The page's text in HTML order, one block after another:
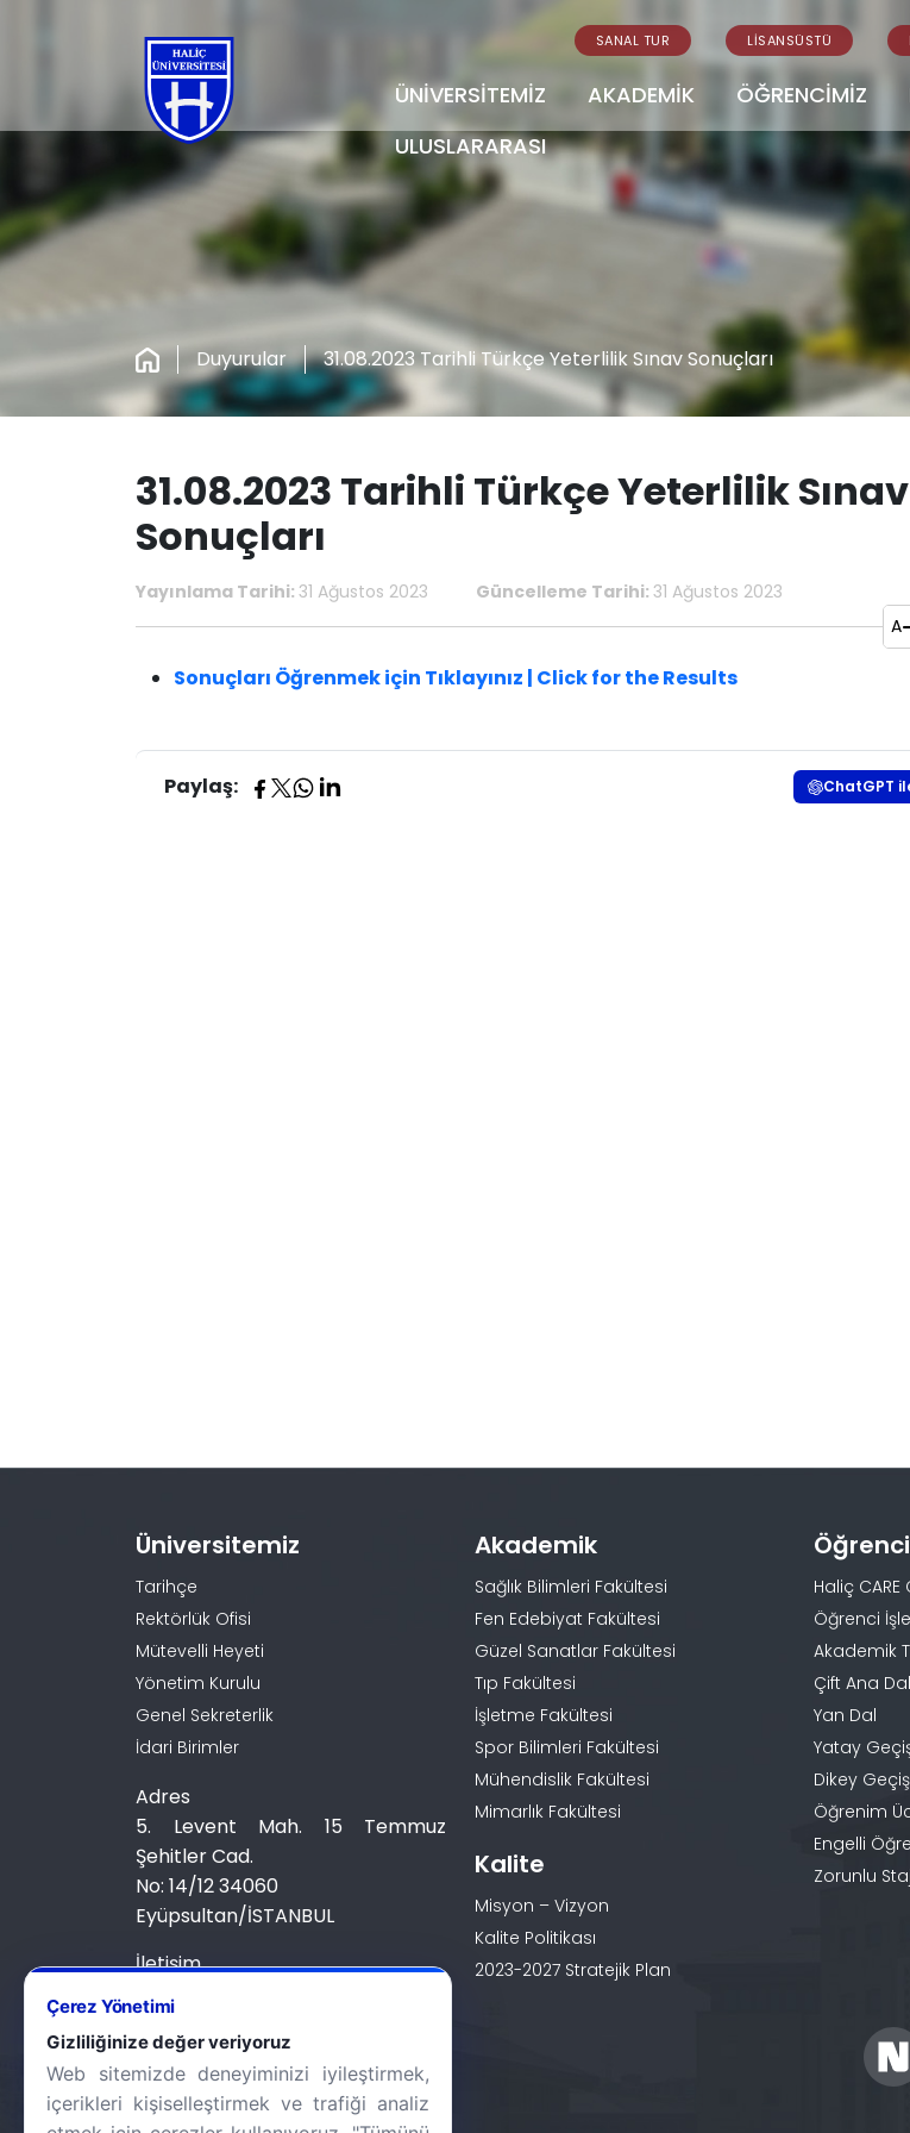
SANAL TUR LİSANSÜSTÜ
ÜNİVERSİTEMİZ AKADEMİK ÖĞRENCİMİZ
ULUSLARARASI
Duyurular 31.08.2023 Tarihli Türkçe Yeterlilik Sınav Sonuçları
31.08.2023 Tarihli Türkçe Yeterlilik Sınav
Sonuçları
Yayınlama Tarihi: 31 Ağustos 2023 Güncelleme Tarihi: 31 Ağustos 2023
A
​​Sonuçları Öğrenmek için Tıklayınız​ | Click for the Results​
Paylaş: ChatGPT
Üniversitemiz
Tarihçe
Rektörlük Ofisi
Mütevelli Heyeti
Yönetim Kurulu
Genel Sekreterlik
İdari Birimler
Adres
5. Levent Mah. 15 Temmuz
Şehitler Cad.
No: 14/12 34060
Eyüpsultan/İSTANBUL
İletişim
0 (212) 924 24 44
Akademik
Sağlık Bilimleri Fakültesi
Fen Edebiyat Fakültesi
Güzel Sanatlar Fakültesi
Tıp Fakültesi
İşletme Fakültesi
Spor Bilimleri Fakültesi
Mühendislik Fakültesi
Mimarlık Fakültesi
Kalite
Misyon – Vizyon
Kalite Politikası
2023-2027 Stratejik Plan
Haliç
Öğrenci
Akademik
Çift Ana Dal
Yan Dal
Yatay
Dikey Geçiş
Öğrenim
Engelli
Zorunlu Staj
Çerez Yönetimi
Gizliliğinize değer veriyoruz
Web sitemizde deneyiminizi iyileştirmek,
içerikleri kişiselleştirmek ve trafiği analiz